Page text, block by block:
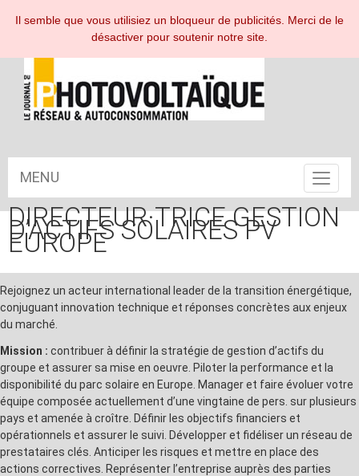
ESPACE ABONNÉ
MENU
Toggle
DIRECTEUR·TRICE GESTION
D’ACTIFS SOLAIRES PV
EUROPE
Rejoignez un acteur international leader de la transition énergétique,
conjuguant innovation technique et réponses concrètes aux enjeux
du marché.
Mission : contribuer à définir la stratégie de gestion d’actifs du
groupe et assurer sa mise en oeuvre. Piloter la performance et la
disponibilité du parc solaire en Europe. Manager et faire évoluer votre
équipe composée actuellement d’une vingtaine de pers. sur plusieurs
pays et amenée à croître. Définir les objectifs financiers et
opérationnels et assurer le suivi. Développer et fidéliser un réseau de
prestataires clés. Anticiper les risques et mettre en place des
actions correctives. Représenter l’entreprise auprès des parties
Il semble que vous utilisiez un bloqueur de publicités. Merci de le
désactiver pour soutenir notre site.